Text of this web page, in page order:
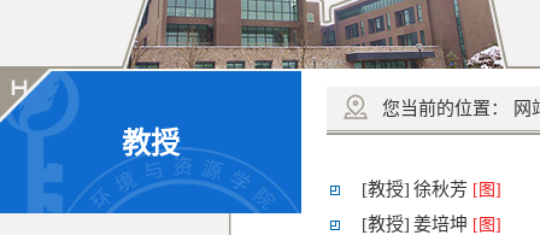
教授
您当前的位置： 网
[教授] 徐秋芳 [图]
[教授] 姜培坤 [图]